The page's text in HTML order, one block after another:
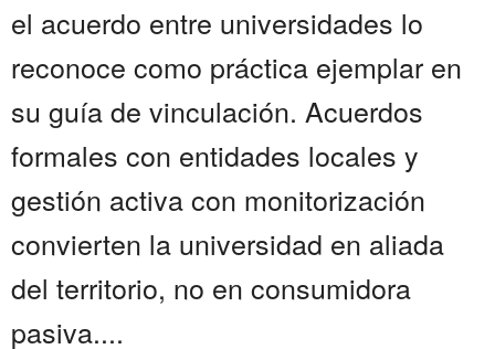
el acuerdo entre universidades lo
reconoce como práctica ejemplar en
su guía de vinculación. Acuerdos
formales con entidades locales y
gestión activa con monitorización
convierten la universidad en aliada
del territorio, no en consumidora
pasiva....